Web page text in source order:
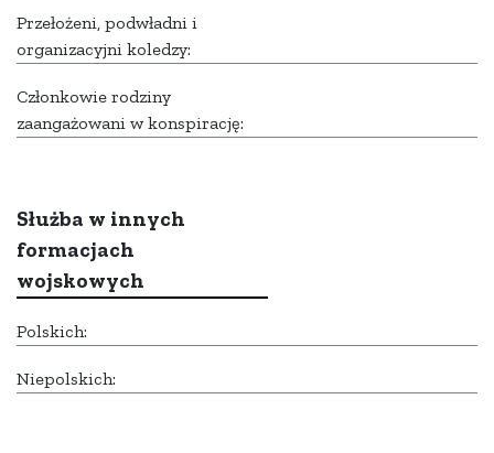
Przełożeni, podwładni i
organizacyjni koledzy:
Członkowie rodziny
zaangażowani w konspirację:
Służba w innych
formacjach
wojskowych
Polskich:
Niepolskich: